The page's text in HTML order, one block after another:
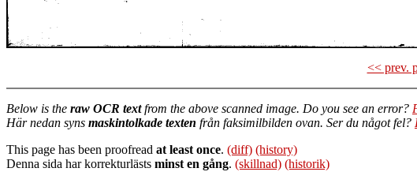
<< prev.
Below is the raw OCR textfrom the above scanned image. Do you see an error?
Här nedan syns maskintolkade texten från faksimilbilden ovan. Ser du något fel?
This page has been proofread at least once. (diff) (history)
Denna sida har korrekturlästs minst en gång. (skillnad) (historik)